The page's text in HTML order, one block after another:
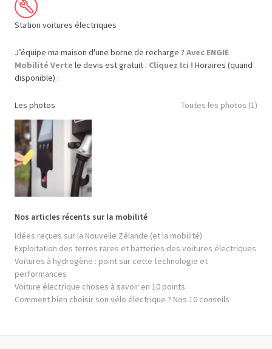
Station voitures électriques
J’équipe ma maison d'une borne de recharge ? Avec ENGIE
Mobilité Verte le devis est gratuit : Cliquez Ici ! Horaires (quand
disponible) :
Les photos Toutes les photos (1)
Nos articles récents sur la mobilité
Idées reçues sur la Nouvelle Zélande (et la mobilité)
Exploitation des terres rares et batteries des voitures électriques
Voitures à hydrogène : point sur cette technologie et
performances
Voiture électrique choses à savoir en 10 points
Comment bien choisir son vélo électrique ? Nos 10 conseils